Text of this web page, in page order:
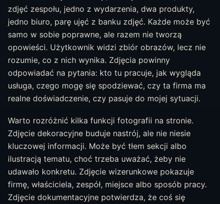
zdjęć zespołu, jedno z wydarzenia, dwa produkty,
jedno biuro, parę ujęć z banku zdjęć. Każde może być
samo w sobie poprawne, ale razem nie tworzą
opowieści. Użytkownik widzi zbiór obrazów, lecz nie
rozumie, co z nich wynika. Zdjęcia powinny
odpowiadać na pytania: kto tu pracuje, jak wygląda
usługa, czego mogę się spodziewać, czy ta firma ma
realne doświadczenie, czy pasuje do mojej sytuacji.
Warto rozróżnić kilka funkcji fotografii na stronie.
Zdjęcie dekoracyjne buduje nastrój, ale nie niesie
kluczowej informacji. Może być tłem sekcji albo
ilustracją tematu, choć trzeba uważać, żeby nie
udawało konkretu. Zdjęcie wizerunkowe pokazuje
firmę, właściciela, zespół, miejsce albo sposób pracy.
Zdjęcie dokumentacyjne potwierdza, że coś się